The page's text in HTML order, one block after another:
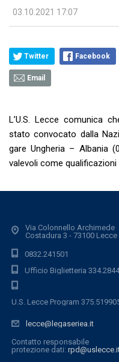
03.10.2021 17:07
Twitter Facebook
Email
L’U.S. Lecce comunica
stato convocato dalla
gare Ungheria – Albania
valevoli come qualificazioni
Via Colonnello Archimede
Costadura 3 - 73100 Lecce
0832.241501
Ufficio Biglietteria
U.S. Lecce Program
lecce@legaseriea.it
Contatto responsabile
protezione dati: